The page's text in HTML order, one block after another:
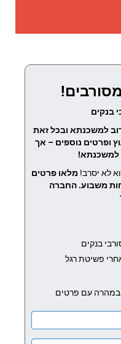
בנקים
למשכנתא ובכל זאת
ופרטים נוספים – אך
למשכנתא!
לא יסרב! מלאו פרטים
משבוע. החברה
בנקים
פשיטת רגל
במהרה עם פרטים